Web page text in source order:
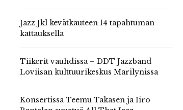
Jazz Jkl kevätkauteen 14 tapahtuman
kattauksella
Tiikerit vauhdissa – DDT Jazzband
Loviisan kulttuurikeskus Marilynissa
Konsertissa Teemu Takasen ja Iiro